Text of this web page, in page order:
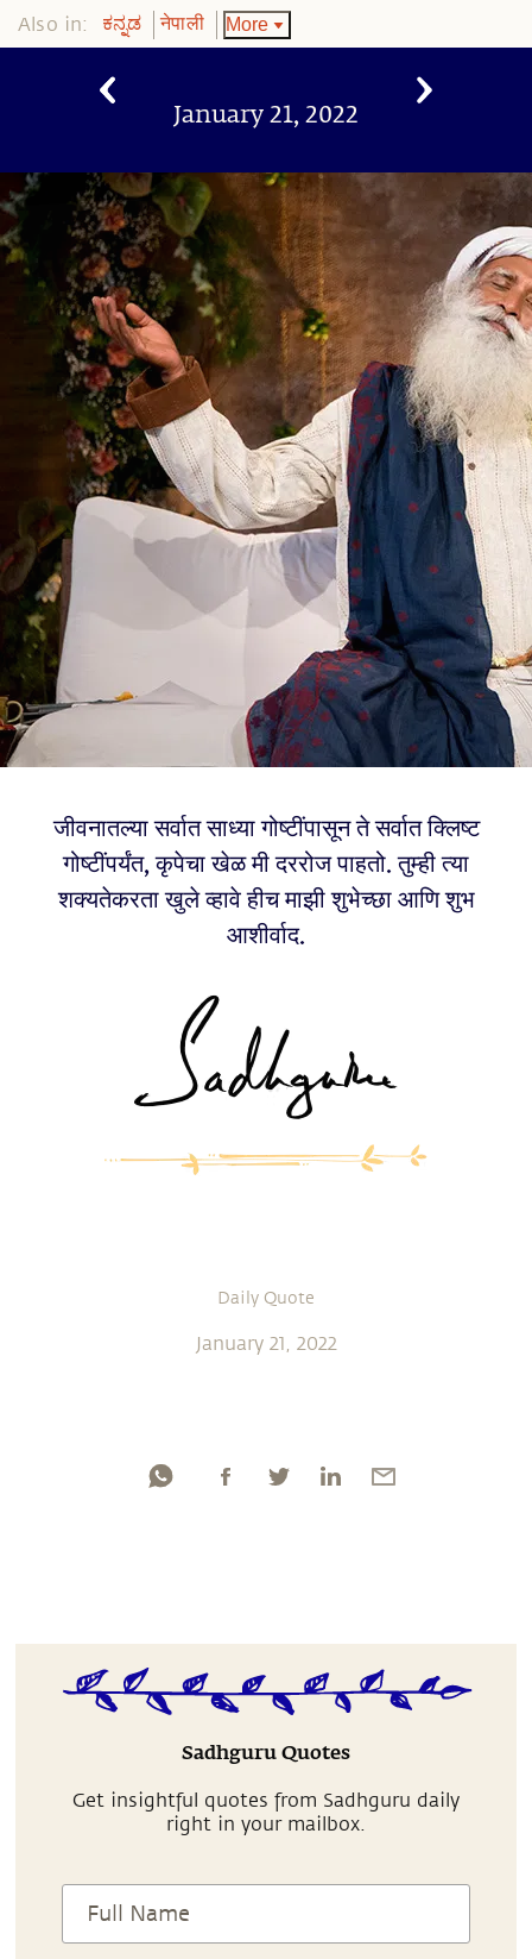
Also in: ಕನ್ನಡ नेपाली More
January 21, 2022
जीवनातल्या सर्वात साध्या गोष्टींपासून ते सर्वात क्लिष्ट
गोष्टींपर्यंत, कृपेचा खेळ मी दररोज पाहतो. तुम्ही त्या
शक्यतेकरता खुले व्हावे हीच माझी शुभेच्छा आणि शुभ
आशीर्वाद.
Daily Quote
January 21, 2022
Sadhguru Quotes
Get insightful quotes from Sadhguru daily
right in your mailbox.